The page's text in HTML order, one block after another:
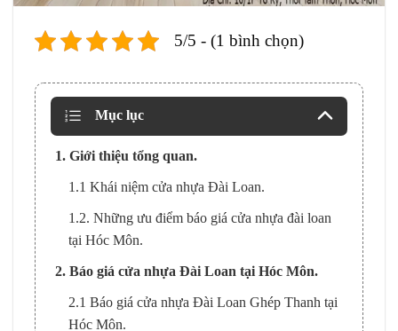
5/5 - (1 bình chọn)
Mục lục
1. Giới thiệu tổng quan.
1.1 Khái niệm cửa nhựa Đài Loan.
1.2. Những ưu điểm báo giá cửa nhựa đài loan
tại Hóc Môn.
2. Báo giá cửa nhựa Đài Loan tại Hóc Môn.
2.1 Báo giá cửa nhựa Đài Loan Ghép Thanh tại
Hóc Môn.